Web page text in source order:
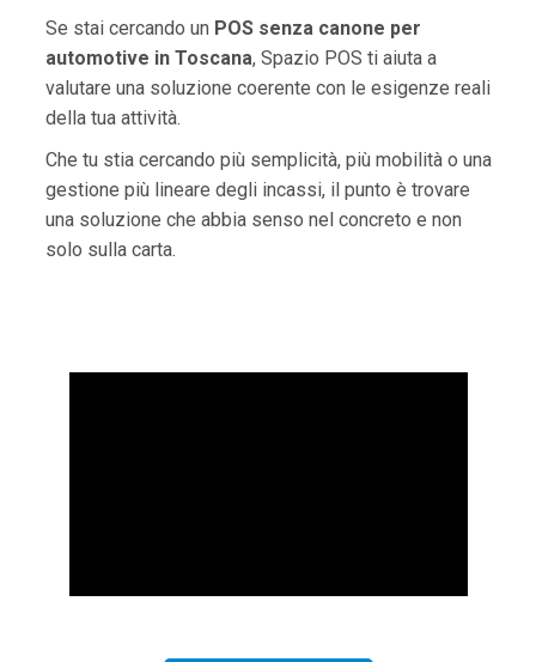
Se stai cercando un POS senza canone per
automotive in Toscana, Spazio POS ti aiuta a
valutare una soluzione coerente con le esigenze reali
della tua attività.
Che tu stia cercando più semplicità, più mobilità o una
gestione più lineare degli incassi, il punto è trovare
una soluzione che abbia senso nel concreto e non
solo sulla carta.